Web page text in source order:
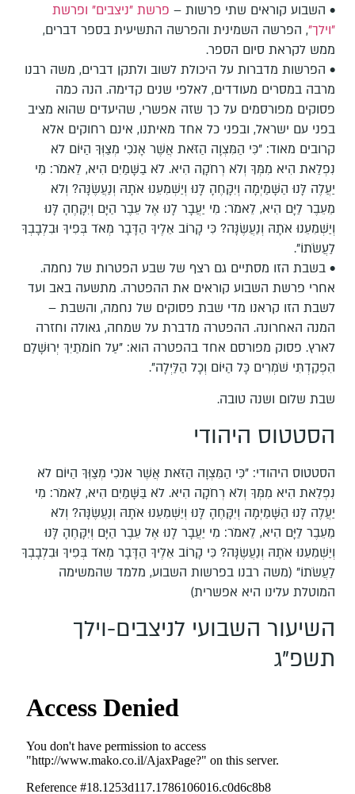
• השבוע קוראים שתי פרשות – פרשת "ניצבים" ופרשת
"וילך", הפרשה השמינית והפרשה התשיעית בספר דברים,
ממש לקראת סיום הספר.
• הפרשות מדברות על היכולת לשוב ולתקן דברים, משה רבנו
מרבה במסרים מעודדים, לאלפי שנים קדימה. הנה כמה
פסוקים מפורסמים על כך שזה אפשרי, שהיעדים שהוא מציב
בפני עם ישראל, ובפני כל אחד מאיתנו, אינם רחוקים אלא
קרובים מאוד: "כִּי הַמִּצְוָה הַזֹּאת אֲשֶׁר אָנֹכִי מְצַוְּךָ הַיּוֹם לֹא
נִפְלֵאת הִיא מִמְּךָ וְלֹא רְחֹקָה הִיא. לֹא בַשָּׁמַיִם הִיא, לֵאמֹר: מִי
יַעֲלֶה לָּנוּ הַשָּׁמַיְמָה וְיִקָּחֶהָ לָּנוּ וְיַשְׁמִעֵנוּ אֹתָהּ וְנַעֲשֶׂנָּה? וְלֹא
מֵעֵבֶר לַיָּם הִיא, לֵאמֹר: מִי יַעֲבָר לָנוּ אֶל עֵבֶר הַיָּם וְיִקָּחֶהָ לָּנוּ
וְיַשְׁמִעֵנוּ אֹתָהּ וְנַעֲשֶׂנָּה? כִּי קָרוֹב אֵלֶיךָ הַדָּבָר מְאֹד בְּפִיךָ וּבִלְבָבְךָ
לַעֲשֹׂתוֹ".
• בשבת הזו מסתיים גם רצף של שבע הפטרות של נחמה.
אחרי פרשת השבוע קוראים את ההפטרה. מתשעה באב ועד
לשבת הזו קראנו מדי שבת פסוקים של נחמה, והשבת –
המנה האחרונה. ההפטרה מדברת על שמחה, גאולה וחזרה
לארץ. פסוק מפורסם אחד בהפטרה הוא: "עַל חוֹמֹתַיִךְ יְרוּשָׁלַ͏ִם
הִפְקַדְתִּי שֹׁמְרִים כָּל הַיּוֹם וְכָל הַלַּיְלָה".
שבת שלום ושנה טובה.
הסטטוס היהודי
הסטטוס היהודי: "כִּי הַמִּצְוָה הַזֹּאת אֲשֶׁר אנֹכִי מְצַוְּךָ הַיּוֹם לֹא
נִפְלֵאת הִיא מִמְּךָ וְלֹא רְחֹקָה הִיא. לֹא בַּשָּׁמַיִם הִיא, לֵאמֹר: מִי
יַעֲלֶה לָּנוּ הַשָּׁמַיְמָה וְיִקָּחֶהָ לָּנוּ וְיַשְׁמִעֵנוּ אֹתָהּ וְנַעֲשֶׂנָּה? וְלֹא
מֵעֵבֶר לַיָּם הִיא, לֵאמֹר: מִי יַעֲבָר לָנוּ אֶל עֵבֶר הַיָּם וְיִקָּחֶהָ לָּנוּ
וְיַשְׁמִעֵנוּ אֹתָהּ וְנַעֲשֶׂנָּה? כִּי קָרוֹב אֵלֶיךָ הַדָּבָר מְאֹד בְּפִיךָ וּבִלְבָבְךָ
לַעֲשֹׂתוֹ" (משה רבנו בפרשות השבוע, מלמד שהמשימה
המוטלת עלינו היא אפשרית)
השיעור השבועי לניצבים-וילך
תשפ"ג